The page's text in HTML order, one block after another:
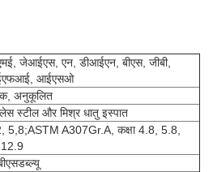
जेआईएस, एन, डीआईएन, बीएस, जीबी,
आईएसओ
अनुकूलित
स्टील और मिश्र धातु इस्पात
5,8;ASTM A307Gr.A, कक्षा 4.8, 5.8,